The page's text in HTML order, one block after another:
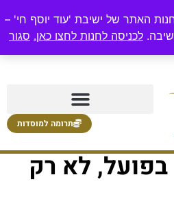
האתר של ישיבת 'עוד יוסף חי' –
לכניסה לחנות לחצו כאן. סגור
תרומה למוסדות
בפועל, לא רק